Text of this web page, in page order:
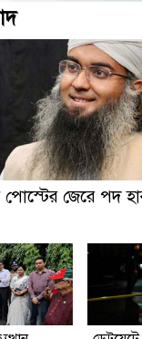
পোস্টের জেরে পদ